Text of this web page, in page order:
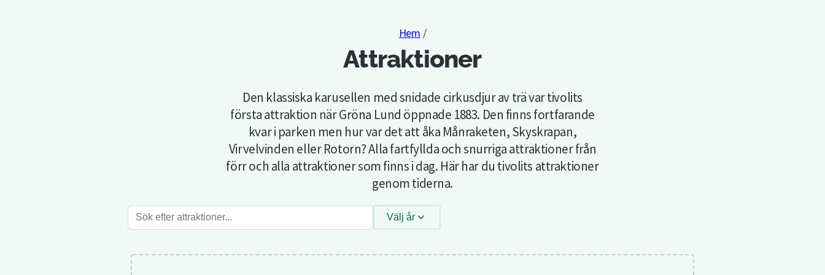
Hem /
Attraktioner
Den klassiska karusellen med snidade cirkusdjur av trä var tivolits
första attraktion när Gröna Lund öppnade 1883. Den finns fortfarande
kvar i parken men hur var det att åka Månraketen, Skyskrapan,
Virvelvinden eller Rotorn? Alla fartfyllda och snurriga attraktioner från
förr och alla attraktioner som finns i dag. Här har du tivolits attraktioner
genom tiderna.
Sök
efter
Välj år